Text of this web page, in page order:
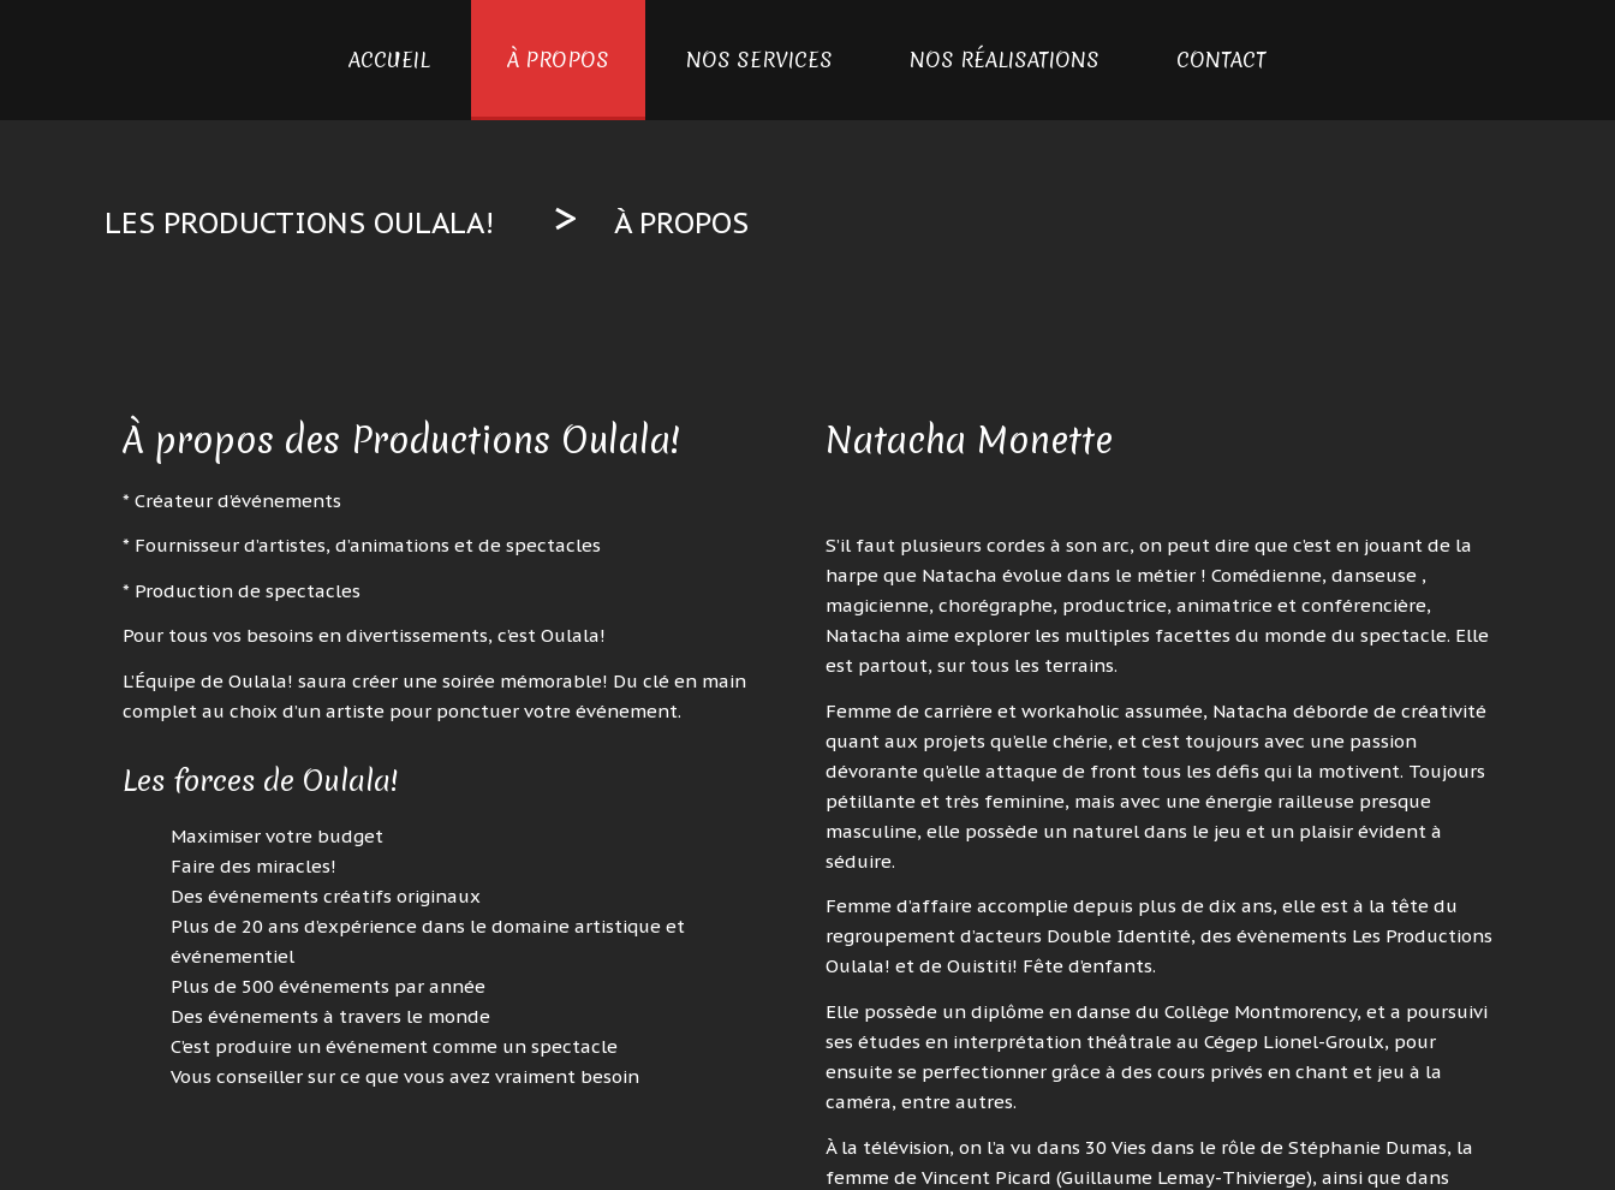
ACCUEIL À PROPOS NOS SERVICES NOS RÉALISATIONS CONTACT
LES PRODUCTIONS OULALA! > À PROPOS
À propos des Productions Oulala!
* Créateur d’événements
* Fournisseur d’artistes, d’animations et de spectacles
* Production de spectacles
Pour tous vos besoins en divertissements, c’est Oulala!
L’Équipe de Oulala! saura créer une soirée mémorable! Du clé en main
complet au choix d’un artiste pour ponctuer votre événement.
Les forces de Oulala!
Maximiser votre budget
Faire des miracles!
Des événements créatifs originaux
Plus de 20 ans d’expérience dans le domaine artistique et
événementiel
Plus de 500 événements par année
Des événements à travers le monde
C’est produire un événement comme un spectacle
Vous conseiller sur ce que vous avez vraiment besoin
Natacha Monette
S’il faut plusieurs cordes à son arc, on peut dire que c’est en jouant de la
harpe que Natacha évolue dans le métier ! Comédienne, danseuse ,
magicienne, chorégraphe, productrice, animatrice et conférencière,
Natacha aime explorer les multiples facettes du monde du spectacle. Elle
est partout, sur tous les terrains.
Femme de carrière et workaholic assumée, Natacha déborde de créativité
quant aux projets qu’elle chérie, et c’est toujours avec une passion
dévorante qu’elle attaque de front tous les défis qui la motivent. Toujours
pétillante et très feminine, mais avec une énergie railleuse presque
masculine, elle possède un naturel dans le jeu et un plaisir évident à
séduire.
Femme d’affaire accomplie depuis plus de dix ans, elle est à la tête du
regroupement d’acteurs Double Identité, des évènements Les Productions
Oulala! et de Ouistiti! Fête d’enfants.
Elle possède un diplôme en danse du Collège Montmorency, et a poursuivi
ses études en interprétation théâtrale au Cégep Lionel-Groulx, pour
ensuite se perfectionner grâce à des cours privés en chant et jeu à la
caméra, entre autres.
À la télévision, on l’a vu dans 30 Vies dans le rôle de Stéphanie Dumas, la
femme de Vincent Picard (Guillaume Lemay-Thivierge), ainsi que dans